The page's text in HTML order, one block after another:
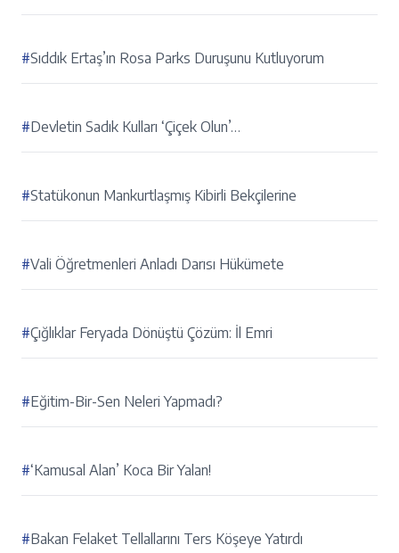
#Sıddık Ertaş’ın Rosa Parks Duruşunu Kutluyorum
#Devletin Sadık Kulları ‘Çiçek Olun’…
#Statükonun Mankurtlaşmış Kibirli Bekçilerine
#Vali Öğretmenleri Anladı Darısı Hükümete
#Çığlıklar Feryada Dönüştü Çözüm: İl Emri
#Eğitim-Bir-Sen Neleri Yapmadı?
#‘Kamusal Alan’ Koca Bir Yalan!
#Bakan Felaket Tellallarını Ters Köşeye Yatırdı